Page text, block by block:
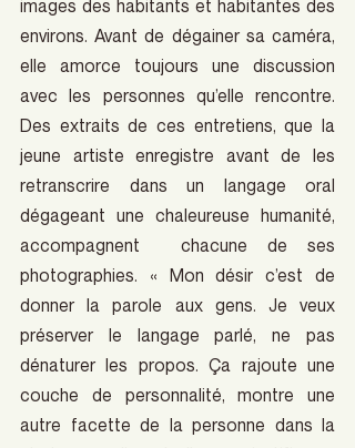
images des habitants et habitantes des
environs. Avant de dégainer sa caméra,
elle amorce toujours une discussion
avec les personnes qu’elle rencontre.
Des extraits de ces entretiens, que la
jeune artiste enregistre avant de les
retranscrire dans un langage oral
dégageant une chaleureuse humanité,
accompagnent  chacune de ses
photographies. « Mon désir c’est de
donner la parole aux gens. Je veux
préserver le langage parlé, ne pas
dénaturer les propos. Ça rajoute une
couche de personnalité, montre une
autre facette de la personne dans la